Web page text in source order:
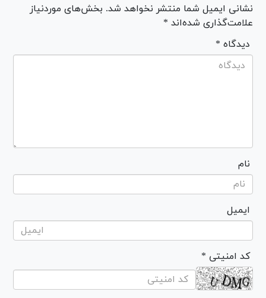
نشانی ایمیل شما منتشر نخواهد شد. بخش‌های موردنیاز
علامت‌گذاری شده‌اند *
* دیدگاه
نام
ایمیل
* کد امنیتی